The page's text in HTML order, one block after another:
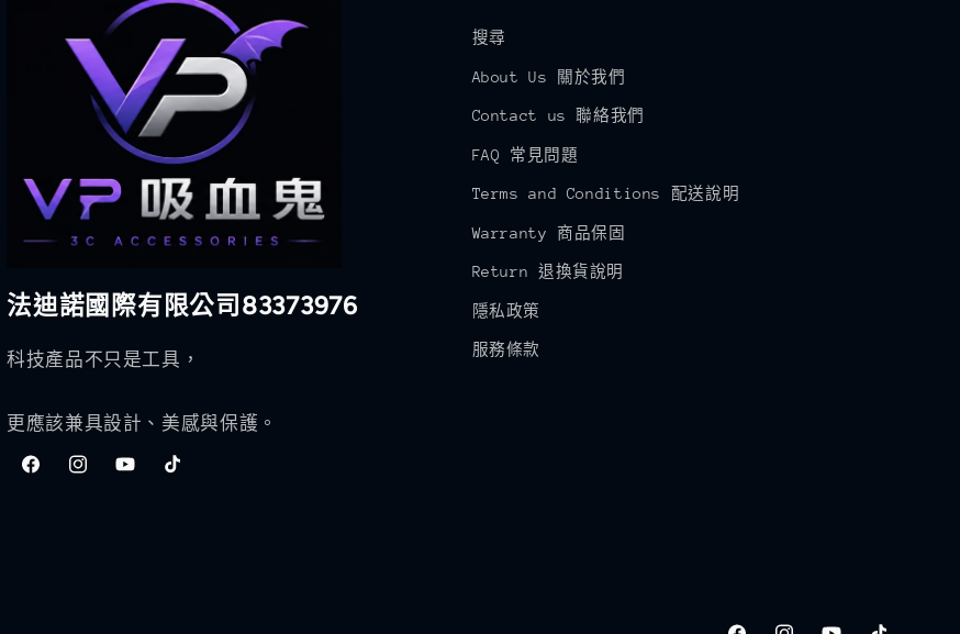
法迪諾國際有限公司83373976
科技產品不只是工具，
更應該兼具設計、美感與保護。
FacebookInstagramYouTubeTikTok
搜尋
About Us 關於我們
Contact us 聯絡我們
FAQ 常見問題
Terms and Conditions 配送說明
Warranty 商品保固
Return 退換貨說明
隱私政策
服務條款